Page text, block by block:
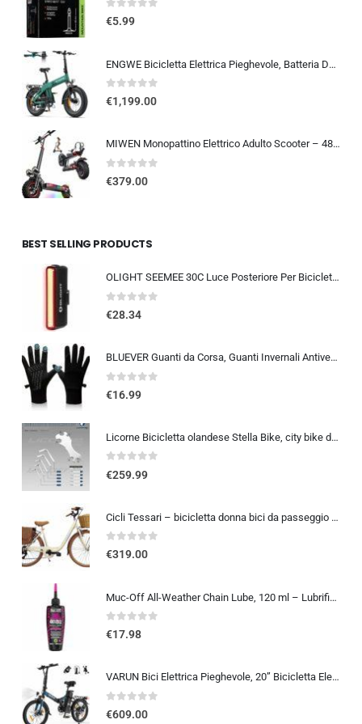
0out of 5
€5.99
ENGWE Bicicletta Elettrica Pieghevole, Batteria Da 48 V 13,5Ah Con Autonomia Fino A 120km, Sensore Di Coppia Con Freni Idraul
0out of 5
€1,199.00
MIWEN Monopattino Elettrico Adulto Scooter – 48V 18Ah 45-55KM di Autonomia monopattino elettrico adulti 11/10.5 Pollici mo…
0out of 5
€379.00
BEST SELLING PRODUCTS
OLIGHT SEEMEE 30C Luce Posteriore Per Bicicletta LED 30 LUMEN Torcia Bici Rossa 5 Modalità Impermeabile IPX6 TYPE-C Fanale Po
0out of 5
€28.34
BLUEVER Guanti da Corsa, Guanti Invernali Antivento Touchscreen Guanti Sportivi Caldi Antiscivolo Idrorepellenti per Uomo Don
0out of 5
€16.99
Licorne Bicicletta olandese Stella Bike, city bike da 24,26 e 28 pollici, adatta sia a uomini che a donne, con cambio a 21 marce, Bambina Donna, bianco, 26
0out of 5
€259.99
Cicli Tessari – bicicletta donna bici da passeggio city bike 26 cambio 6 velocita’ telaio basso cesto in vimini vintage con b
0out of 5
€319.00
Muc-Off All-Weather Chain Lube, 120 ml – Lubrificante Catena Bici Biodegradabile, Olio Catena Bici di Tutti i Tipi – Formulat
0out of 5
€17.98
VARUN Bici Elettrica Pieghevole, 20” Bicicletta Elettrica Unisex, Batteria Rimovibile 48V 374.4Wh, Autonomia 70Km, 7 Velocit
0out of 5
€609.00